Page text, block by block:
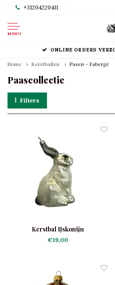
+31204220411
MENU
ONLINE ORDERS
Home Kerstballen Pasen - Fabergé
Paascollectie
Filters
Kerstbal IJskonijn
€19,00